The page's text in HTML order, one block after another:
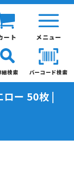
メニュー
ート
バーコード検索
細検索
ー 50枚 |